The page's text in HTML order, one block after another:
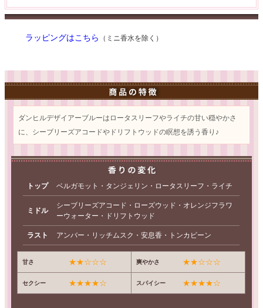
ラッピングはこちら （ミニ香水を除く）
ダンヒルデザイアーブルーはロータスリーフやライチの甘い穏やかさ
に、シーブリーズアコードやドリフトウッドの瞑想を誘う香り♪
トップ ベルガモット・タンジェリン・ロータスリーフ・ライチ
ミドル
シーブリーズアコード・ローズウッド・オレンジフラワ
ーウォーター・ドリフトウッド
ラスト アンバー・リッチムスク・安息香・トンカビーン
甘さ ★★☆☆☆ 爽やかさ ★★☆☆☆
セクシー ★★★★☆ スパイシー ★★★★☆